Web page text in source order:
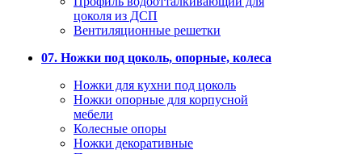
цоколя из ДСП
Вентиляционные решетки
07. Ножки под цоколь, опорные, колеса
Ножки для кухни под цоколь
Ножки опорные для корпусной
мебели
Колесные опоры
Ножки декоративные